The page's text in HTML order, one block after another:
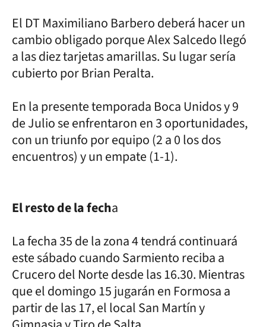
El DT Maximiliano Barbero deberá hacer un
cambio obligado porque Alex Salcedo llegó
a las diez tarjetas amarillas. Su lugar sería
cubierto por Brian Peralta.
En la presente temporada Boca Unidos y 9
de Julio se enfrentaron en 3 oportunidades,
con un triunfo por equipo (2 a 0 los dos
encuentros) y un empate (1-1).
El resto de la fecha
La fecha 35 de la zona 4 tendrá continuará
este sábado cuando Sarmiento reciba a
Crucero del Norte desde las 16.30. Mientras
que el domingo 15 jugarán en Formosa a
partir de las 17, el local San Martín y